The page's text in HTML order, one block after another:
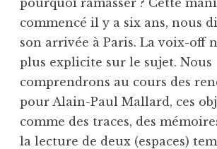
commencé il y a six ans, nous
son arrivée à Paris. La voix-off
plus explicite sur le sujet. Nous
comprendrons au cours des
pour Alain-Paul Mallard, ces
comme des traces, des
la lecture de deux (espaces)